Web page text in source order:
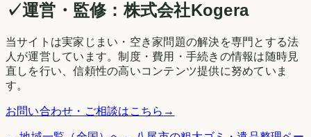
✓運営・監修：株式会社Kogera
当サイトは実家じまい・空き家問題の解決を専門とする法
人が運営しています。制度・費用・手続きの情報は随時見
直しを行い、信頼性の高いコンテンツ提供に努めていま
す。
お問い合わせ・ご相談はこちら →